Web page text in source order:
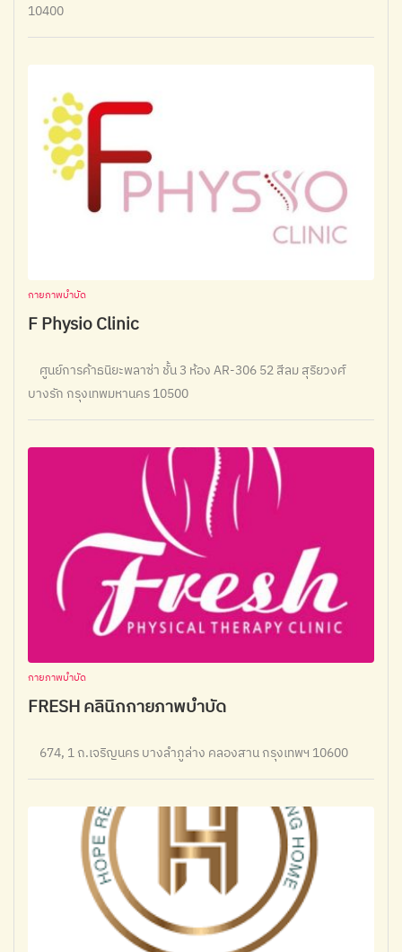
10400
กายภาพบำบัด
F Physio Clinic
ศูนย์การค้าธนิยะพลาซ่า ชั้น 3 ห้อง AR-306 52 สีลม สุริยวงศ์
บางรัก กรุงเทพมหานคร 10500
กายภาพบำบัด
FRESH คลินิกกายภาพบำบัด
674, 1 ถ.เจริญนคร บางลำภูล่าง คลองสาน กรุงเทพฯ 10600